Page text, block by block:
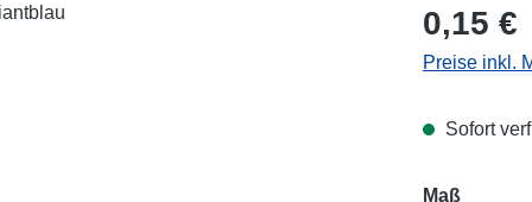
Regulärer
0,15 €
Preise inkl.
Sofort
Maß